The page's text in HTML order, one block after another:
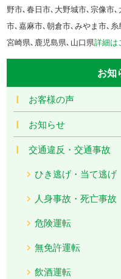
野市､春日市､大野城市､宗像市
市､嘉麻市､朝倉市､みやま市､
宮崎県､鹿児島県､山口県詳細は
お知
お客様の声
お知らせ
交通違反・交通事故
ひき逃げ・当て逃げ
人身事故・死亡事故
危険運転
無免許運転
飲酒運転